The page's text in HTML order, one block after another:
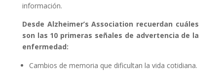
información.
Desde Alzheimer’s Association recuerdan cuáles
son las 10 primeras señales de advertencia de la
enfermedad:
Cambios de memoria que dificultan la vida cotidiana.